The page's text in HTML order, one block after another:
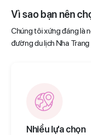
Vì sao bạn nên
Chúng tôi xứng đáng là
đường du lịch Nha Trang
Nhiều lựa chọn